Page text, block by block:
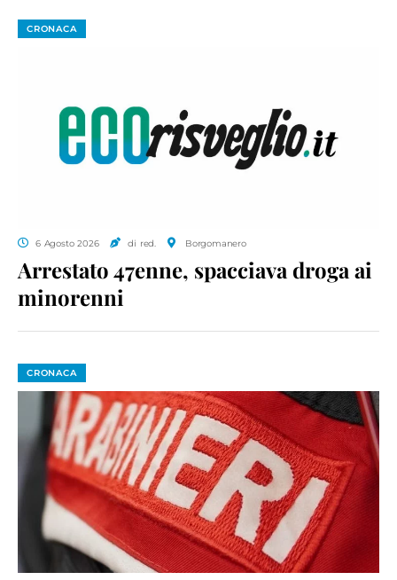
CRONACA
6 Agosto 2026 di red. Borgomanero
Arrestato 47enne, spacciava droga ai
minorenni
CRONACA